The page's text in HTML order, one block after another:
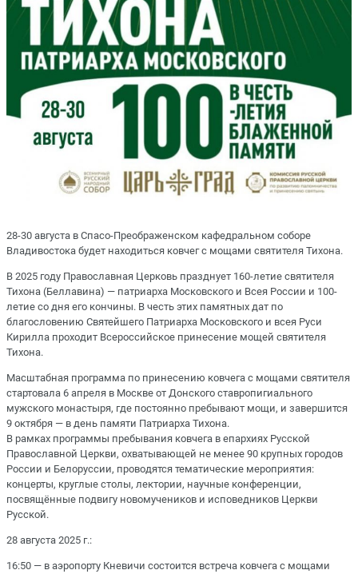
28-30 августа в Спасо-Преображенском кафедральном соборе
Владивостока будет находиться ковчег с мощами святителя Тихона.
В 2025 году Православная Церковь празднует 160-летие святителя
Тихона (Беллавина) — патриарха Московского и Всея России и 100-
летие со дня его кончины. В честь этих памятных дат по
благословению Святейшего Патриарха Московского и всея Руси
Кирилла проходит Всероссийское принесение мощей святителя
Тихона.
Масштабная программа по принесению ковчега с мощами святителя
стартовала 6 апреля в Москве от Донского ставропигиального
мужского монастыря, где постоянно пребывают мощи, и завершится
9 октября — в день памяти Патриарха Тихона.
В рамках программы пребывания ковчега в епархиях Русской
Православной Церкви, охватывающей не менее 90 крупных городов
России и Белоруссии, проводятся тематические мероприятия:
концерты, круглые столы, лектории, научные конференции,
посвящённые подвигу новомучеников и исповедников Церкви
Русской.
28 августа 2025 г.:
16:50 — в аэропорту Кневичи состоится встреча ковчега с мощами